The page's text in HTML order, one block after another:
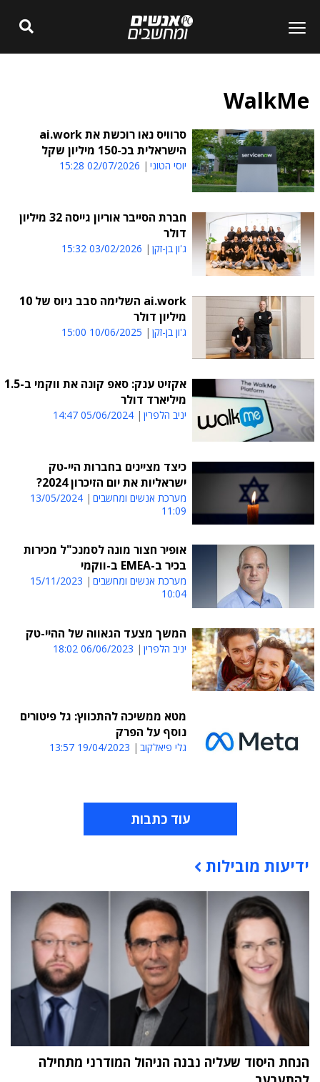
WalkMe
סרוויס נאו רוכשת את ai.work
הישראלית בכ-150 מיליון שקל
יוסי הטוני 02/07/2026 15:28
חברת הסייבר אוריון גייסה 32 מיליון
דולר
ג'ון בן-זקן 03/02/2026 15:32
ai.work השלימה סבב גיוס של 10
מיליון דולר
ג'ון בן-זקן 10/06/2025 15:00
אקזיט ענק: סאפ קונה את ווקמי ב-1.5
מיליארד דולר
יניב הלפרין 05/06/2024 14:47
כיצד מציינים בחברות היי-טק
ישראליות את יום הזיכרון 2024?
מערכת אנשים ומחשבים
13/05/2024
11:09
אופיר חצור מונה לסמנכ"ל מכירות
בכיר ב-EMEA ב-ווקמי
מערכת אנשים ומחשבים
15/11/2023
10:04
המשך מצעד הגאווה של ההיי-טק
יניב הלפרין 06/06/2023 18:02
מטא ממשיכה להתכווץ: גל פיטורים
נוסף על הפרק
גלי פיאלקוב 19/04/2023 13:57
עוד כתבות
תוכן פרסומי
ידיעות מובילות
הנחת היסוד שעליה נבנה הניהול המודרני מתחילה